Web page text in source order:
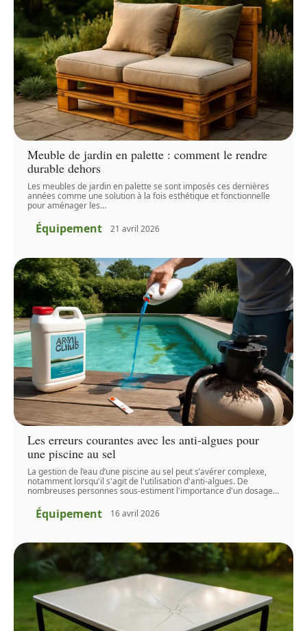
Meuble de jardin en palette : comment le rendre
durable dehors
Les meubles de jardin en palette se sont imposés ces dernières
années comme une solution à la fois esthétique et fonctionnelle
pour aménager les…
Équipement 21 avril 2026
Les erreurs courantes avec les anti-algues pour
une piscine au sel
La gestion de l’eau d’une piscine au sel peut s’avérer complexe,
notamment lorsqu'il s'agit de l'utilisation d'anti-algues. De
nombreuses personnes sous-estiment l'importance d'un dosage…
Équipement 16 avril 2026